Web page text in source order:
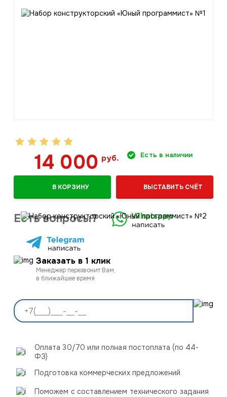
14 000руб. Есть в наличии
В КОРЗИНУ ВЫСТАВИТЬ СЧЁТ
Есть вопросы?
Заказать в 1 клик
Менеджер перезвонит Вам,
в ближайшее время
Оплата 30/70 или полная постоплата (по 44-
ФЗ)
Подготовка коммерческих предложений
Поможем с составлением технического задания